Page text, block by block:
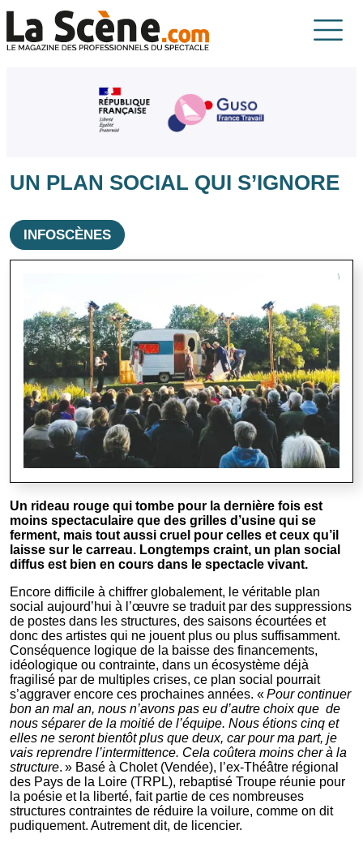
UN PLAN SOCIAL QUI S’IGNORE
INFOSCÈNES
Un rideau rouge qui tombe pour la dernière fois est
moins spectaculaire que des grilles d’usine qui se
ferment, mais tout aussi cruel pour celles et ceux qu’il
laisse sur le carreau. Longtemps craint, un plan social
diffus est bien en cours dans le spectacle vivant.
Encore difficile à chiffrer globalement, le véritable plan
social aujourd’hui à l’œuvre se traduit par des suppressions
de postes dans les structures, des saisons écourtées et
donc des artistes qui ne jouent plus ou plus suffisamment.
Conséquence logique de la baisse des financements,
idéologique ou contrainte, dans un écosystème déjà
fragilisé par de multiples crises, ce plan social pourrait
s’aggraver encore ces prochaines années. «Pour continuer
bon an mal an, nous n’avons pas eu d’autre choix que de
nous séparer de la moitié de l’équipe. Nous étions cinq et
elles ne seront bientôt plus que deux, car pour ma part, je
vais reprendre l’intermittence. Cela coûtera moins cher à la
structure. » Basé à Cholet (Vendée), l’ex-Théâtre régional
des Pays de la Loire (TRPL), rebaptisé Troupe réunie pour
la poésie et la liberté, fait partie de ces nombreuses
structures contraintes de réduire la voilure, comme on dit
pudiquement. Autrement dit, de licencier.